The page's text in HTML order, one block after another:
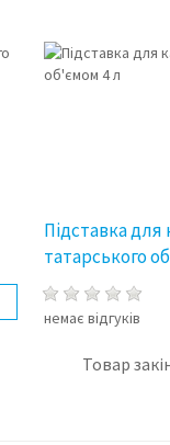
Підставка для
татарського
немає відгуків
Товар